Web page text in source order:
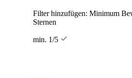
Filter hinzufügen: Minimum
Sternen
min. 1/5